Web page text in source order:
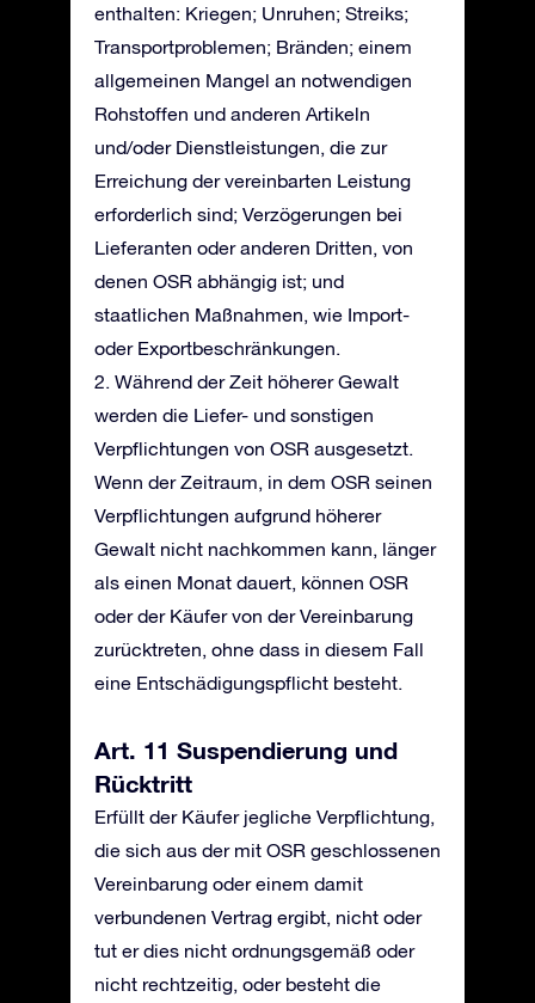
enthalten: Kriegen; Unruhen; Streiks;
Transportproblemen; Bränden; einem
allgemeinen Mangel an notwendigen
Rohstoffen und anderen Artikeln
und/oder Dienstleistungen, die zur
Erreichung der vereinbarten Leistung
erforderlich sind; Verzögerungen bei
Lieferanten oder anderen Dritten, von
denen OSR abhängig ist; und
staatlichen Maßnahmen, wie Import-
oder Exportbeschränkungen.
2. Während der Zeit höherer Gewalt
werden die Liefer- und sonstigen
Verpflichtungen von OSR ausgesetzt.
Wenn der Zeitraum, in dem OSR seinen
Verpflichtungen aufgrund höherer
Gewalt nicht nachkommen kann, länger
als einen Monat dauert, können OSR
oder der Käufer von der Vereinbarung
zurücktreten, ohne dass in diesem Fall
eine Entschädigungspflicht besteht.
Art. 11 Suspendierung und
Rücktritt
Erfüllt der Käufer jegliche Verpflichtung,
die sich aus der mit OSR geschlossenen
Vereinbarung oder einem damit
verbundenen Vertrag ergibt, nicht oder
tut er dies nicht ordnungsgemäß oder
nicht rechtzeitig, oder besteht die